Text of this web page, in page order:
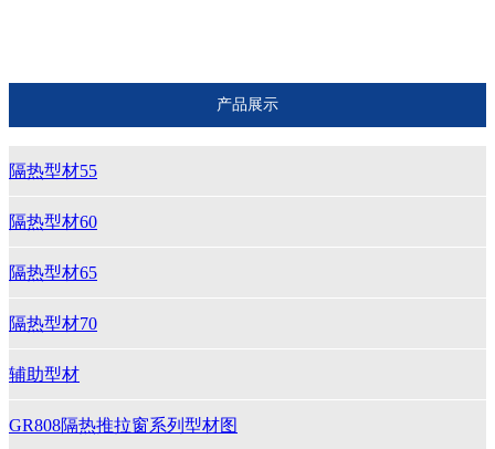
产品展示
隔热型材55
隔热型材60
隔热型材65
隔热型材70
辅助型材
GR808隔热推拉窗系列型材图